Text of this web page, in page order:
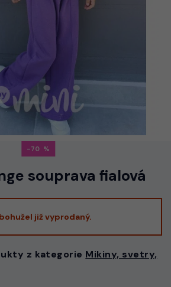
-70
souprava fialová
již vyprodaný.
z kategorie Mikiny, svetry,